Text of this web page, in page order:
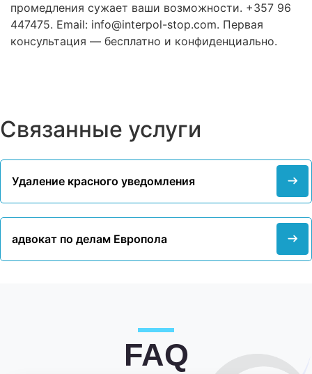
промедления сужает ваши возможности. +357 96
447475. Email: info@interpol-stop.com. Первая
консультация — бесплатно и конфиденциально.
Связанные услуги
Удаление красного уведомления
адвокат по делам Европола
FAQ